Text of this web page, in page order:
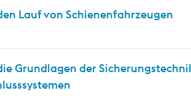
Lauf von Schienenfahrzeugen
Grundlagen der